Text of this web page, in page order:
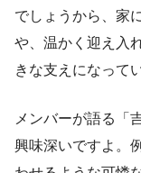
でしょうから、家
や、温かく迎え入
きな支えになって
メンバーが語る「
興味深いですよ。